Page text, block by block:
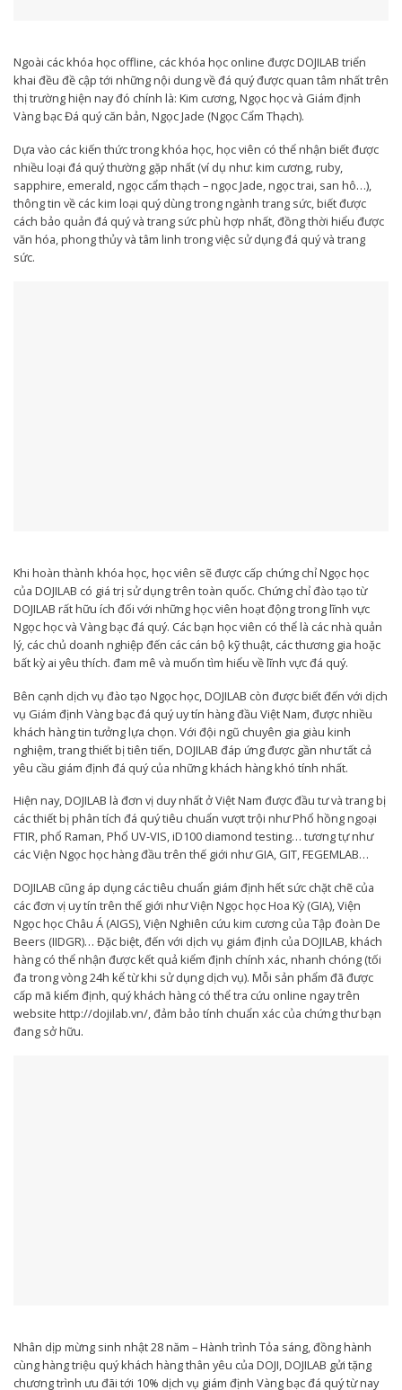
Ngoài các khóa học offline, các khóa học online được DOJILAB triển
khai đều đề cập tới những nội dung về đá quý được quan tâm nhất trên
thị trường hiện nay đó chính là: Kim cương, Ngọc học và Giám định
Vàng bạc Đá quý căn bản, Ngọc Jade (Ngọc Cẩm Thạch).
Dựa vào các kiến thức trong khóa học, học viên có thể nhận biết được
nhiều loại đá quý thường gặp nhất (ví dụ như: kim cương, ruby,
sapphire, emerald, ngọc cẩm thạch – ngọc Jade, ngọc trai, san hô…),
thông tin về các kim loại quý dùng trong ngành trang sức, biết được
cách bảo quản đá quý và trang sức phù hợp nhất, đồng thời hiểu được
văn hóa, phong thủy và tâm linh trong việc sử dụng đá quý và trang
sức.
Khi hoàn thành khóa học, học viên sẽ được cấp chứng chỉ Ngọc học
của DOJILAB có giá trị sử dụng trên toàn quốc. Chứng chỉ đào tạo từ
DOJILAB rất hữu ích đối với những học viên hoạt động trong lĩnh vực
Ngọc học và Vàng bạc đá quý. Các bạn học viên có thể là các nhà quản
lý, các chủ doanh nghiệp đến các cán bộ kỹ thuật, các thương gia hoặc
bất kỳ ai yêu thích. đam mê và muốn tìm hiểu về lĩnh vực đá quý.
Bên cạnh dịch vụ đào tạo Ngọc học, DOJILAB còn được biết đến với dịch
vụ Giám định Vàng bạc đá quý uy tín hàng đầu Việt Nam, được nhiều
khách hàng tin tưởng lựa chọn. Với đội ngũ chuyên gia giàu kinh
nghiệm, trang thiết bị tiên tiến, DOJILAB đáp ứng được gần như tất cả
yêu cầu giám định đá quý của những khách hàng khó tính nhất.
Hiện nay, DOJILAB là đơn vị duy nhất ở Việt Nam được đầu tư và trang bị
các thiết bị phân tích đá quý tiêu chuẩn vượt trội như Phổ hồng ngoại
FTIR, phổ Raman, Phổ UV-VIS, iD100 diamond testing… tương tự như
các Viện Ngọc học hàng đầu trên thế giới như GIA, GIT, FEGEMLAB…
DOJILAB cũng áp dụng các tiêu chuẩn giám định hết sức chặt chẽ của
các đơn vị uy tín trên thế giới như Viện Ngọc học Hoa Kỳ (GIA), Viện
Ngọc học Châu Á (AIGS), Viện Nghiên cứu kim cương của Tập đoàn De
Beers (IIDGR)… Đặc biệt, đến với dịch vụ giám định của DOJILAB, khách
hàng có thể nhận được kết quả kiểm định chính xác, nhanh chóng (tối
đa trong vòng 24h kể từ khi sử dụng dịch vụ). Mỗi sản phẩm đã được
cấp mã kiểm định, quý khách hàng có thể tra cứu online ngay trên
website http://dojilab.vn/, đảm bảo tính chuẩn xác của chứng thư bạn
đang sở hữu.
Nhân dịp mừng sinh nhật 28 năm – Hành trình Tỏa sáng, đồng hành
cùng hàng triệu quý khách hàng thân yêu của DOJI, DOJILAB gửi tặng
chương trình ưu đãi tới 10% dịch vụ giám định Vàng bạc đá quý từ nay